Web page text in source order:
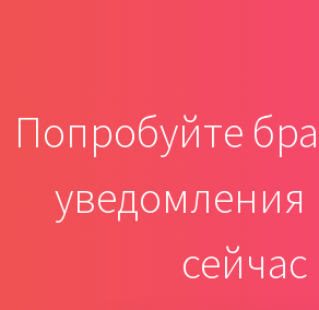
Попробуйте
сейчас